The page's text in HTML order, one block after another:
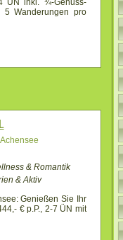
ÜN inkl. ¾-Genuss-
5 Wanderungen pro
& Romantik
& Aktiv
Genießen Sie Ihr
€ p.P., 2-7 ÜN mit